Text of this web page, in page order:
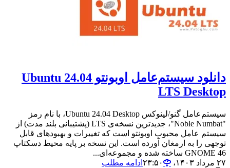
دانلود سیستم‌عامل اوبونتو Ubuntu 24.04
LTS Desktop
سیستم‌عامل گنو/لینوکس Ubuntu 24.04 Desktop، با نام رمز
"Noble Numbat"، جدیدترین نسخه‌ی LTS (پشتیبانی بلند مدت) از
سیستم عامل محبوب اوبونتو است که تغییرات و بهبودهای قابل
توجهی را به ارمغان آورده است. این نسخه بر پایه محیط دسکتاپ
GNOME 46 ساخته شده و مجموعه‌ای...
۲۷ مرداد ۱۴۰۳،‏ ۲۳:۵۰
ادامه مطلب